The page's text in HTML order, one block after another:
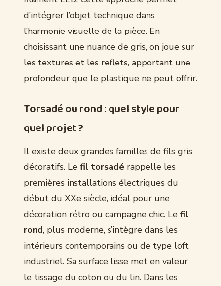
d’intégrer l’objet technique dans
l’harmonie visuelle de la pièce. En
choisissant une nuance de gris, on joue sur
les textures et les reflets, apportant une
profondeur que le plastique ne peut offrir.
Torsadé ou rond : quel style pour
quel projet ?
Il existe deux grandes familles de fils gris
décoratifs. Le fil torsadé rappelle les
premières installations électriques du
début du XXe siècle, idéal pour une
décoration rétro ou campagne chic. Le fil
rond, plus moderne, s’intègre dans les
intérieurs contemporains ou de type loft
industriel. Sa surface lisse met en valeur
le tissage du coton ou du lin. Dans les